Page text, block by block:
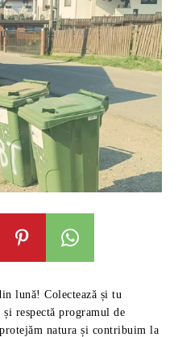
lună! Colectează și tu
respectă programul de
natura și contribuim la